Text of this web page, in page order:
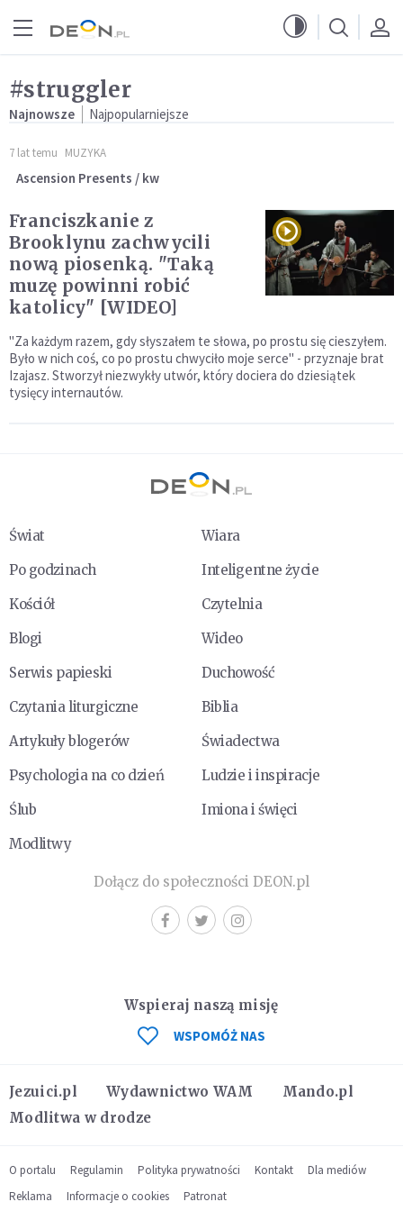
#struggler
Najnowsze Najpopularniejsze
7 lat temu MUZYKA
Ascension Presents / kw
Franciszkanie z
Brooklynu zachwycili
nową piosenką. "Taką
muzę powinni robić
katolicy" [WIDEO]
"Za każdym razem, gdy słyszałem te słowa, po prostu się cieszyłem.
Było w nich coś, co po prostu chwyciło moje serce" - przyznaje brat
Izajasz. Stworzył niezwykły utwór, który dociera do dziesiątek
tysięcy internautów.
Świat
Wiara
Po godzinach
Inteligentne życie
Kościół
Czytelnia
Blogi
Wideo
Serwis papieski
Duchowość
Czytania liturgiczne
Biblia
Artykuły blogerów
Świadectwa
Psychologia na co dzień
Ludzie i inspiracje
Ślub
Imiona i święci
Modlitwy
Dołącz do społeczności DEON.pl
Jezuici.pl Wydawnictwo WAM
Mando.pl
Modlitwa w drodze
Wspieraj naszą misję
WSPOMÓŻ NAS
O portalu Regulamin Polityka prywatności Kontakt
Dla mediów
Reklama
Informacje o cookies Patronat